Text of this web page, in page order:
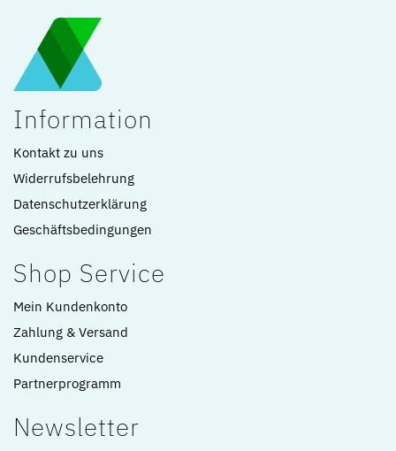
Information
Kontakt zu uns
Widerrufsbelehrung
Datenschutzerklärung
Geschäftsbedingungen
Shop Service
Mein Kundenkonto
Zahlung & Versand
Kundenservice
Partnerprogramm
Newsletter